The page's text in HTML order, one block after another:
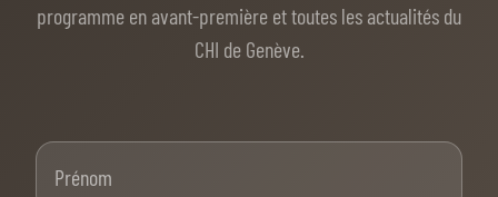
programme en avant-première et toutes les actualités du
CHI de Genève.